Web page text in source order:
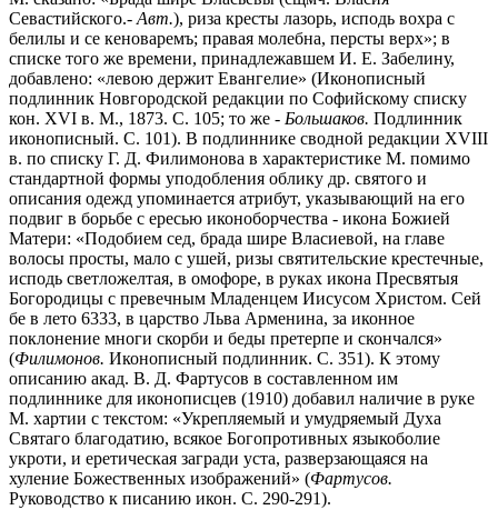
Севастийского.- Авт.), риза кресты лазорь, исподь вохра с
белилы и се кеноваремъ; правая молебна, персты верх»; в
списке того же времени, принадлежавшем И. Е. Забелину,
добавлено: «левою держит Евангелие» (Иконописный
подлинник Новгородской редакции по Софийскому списку
кон. XVI в. М., 1873. С. 105; то же - Большаков. Подлинник
иконописный. С. 101). В подлиннике сводной редакции XVIII
в. по списку Г. Д. Филимонова в характеристике М. помимо
стандартной формы уподобления облику др. святого и
описания одежд упоминается атрибут, указывающий на его
подвиг в борьбе с ересью иконоборчества - икона Божией
Матери: «Подобием сед, брада шире Власиевой, на главе
волосы просты, мало с ушей, ризы святительские крестечные,
исподь светложелтая, в омофоре, в руках икона Пресвятыя
Богородицы с превечным Младенцем Иисусом Христом. Сей
бе в лето 6333, в царство Льва Арменина, за иконное
поклонение многи скорби и беды претерпе и скончался»
(Филимонов. Иконописный подлинник. С. 351). К этому
описанию акад. В. Д. Фартусов в составленном им
подлиннике для иконописцев (1910) добавил наличие в руке
М. хартии с текстом: «Укрепляемый и умудряемый Духа
Святаго благодатию, всякое Богопротивных языкоболие
укроти, и еретическая загради уста, разверзающаяся на
хуление Божественных изображений» (Фартусов.
Руководство к писанию икон. С. 290-291).